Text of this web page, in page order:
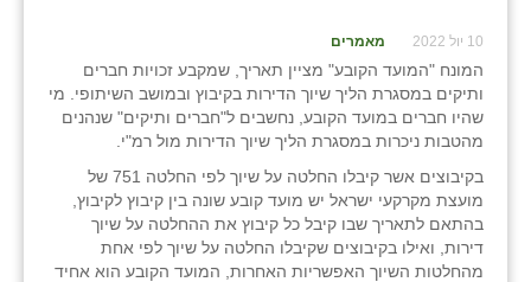
10 יול 2022 מאמרים
המונח "המועד הקובע" מציין תאריך, שמקבע זכויות חברים
ותיקים במסגרת הליך שיוך הדירות בקיבוץ ובמושב השיתופי. מי
שהיו חברים במועד הקובע, נחשבים ל"חברים ותיקים" שנהנים
מהטבות ניכרות במסגרת הליך שיוך הדירות מול רמ"י.
בקיבוצים אשר קיבלו החלטה על שיוך לפי החלטה 751 של
מועצת מקרקעי ישראל יש מועד קובע שונה בין קיבוץ לקיבוץ,
בהתאם לתאריך שבו קיבל כל קיבוץ את ההחלטה על שיוך
דירות, ואילו בקיבוצים שקיבלו החלטה על שיוך לפי אחת
מהחלטות השיוך האפשריות האחרות, המועד הקובע הוא אחיד